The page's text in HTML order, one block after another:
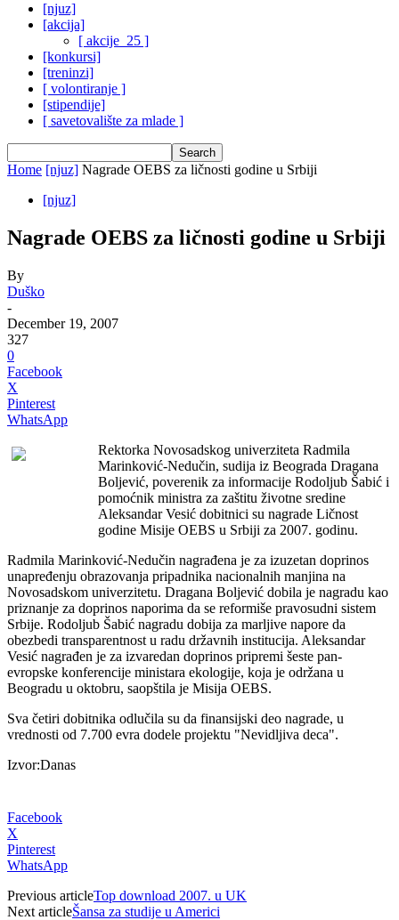
[njuz]
[akcija]
[ akcije_25 ]
[konkursi]
[treninzi]
[ volontiranje ]
[stipendije]
[ savetovalište za mlade ]
Home [njuz] Nagrade OEBS za ličnosti godine u Srbiji
[njuz]
Nagrade OEBS za ličnosti godine u Srbiji
By
Duško
-
December 19, 2007
327
0
Facebook
X
Pinterest
WhatsApp
Rektorka Novosadskog univerziteta Radmila
Marinković-Nedučin, sudija iz Beograda Dragana
Boljević, poverenik za informacije Rodoljub Šabić i
pomoćnik ministra za zaštitu životne sredine
Aleksandar Vesić dobitnici su nagrade Ličnost
godine Misije OEBS u Srbiji za 2007. godinu.
Radmila Marinković-Nedučin nagrađena je za izuzetan doprinos
unapređenju obrazovanja pripadnika nacionalnih manjina na
Novosadskom univerzitetu. Dragana Boljević dobila je nagradu kao
priznanje za doprinos naporima da se reformiše pravosudni sistem
Srbije. Rodoljub Šabić nagradu dobija za marljive napore da
obezbedi transparentnost u radu državnih institucija. Aleksandar
Vesić nagrađen je za izvaredan doprinos pripremi šeste pan-
evropske konferencije ministara ekologije, koja je održana u
Beogradu u oktobru, saopštila je Misija OEBS.
Sva četiri dobitnika odlučila su da finansijski deo nagrade, u
vrednosti od 7.700 evra dodele projektu "Nevidljiva deca".
Izvor:Danas
Facebook
X
Pinterest
WhatsApp
Previous articleTop download 2007. u UK
Next articleŠansa za studije u Americi